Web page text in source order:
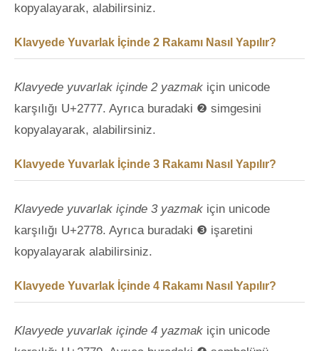
kopyalayarak, alabilirsiniz.
Klavyede Yuvarlak İçinde 2 Rakamı Nasıl Yapılır?
Klavyede yuvarlak içinde 2 yazmak için unicode
karşılığı U+2777. Ayrıca buradaki ❷ simgesini
kopyalayarak, alabilirsiniz.
Klavyede Yuvarlak İçinde 3 Rakamı Nasıl Yapılır?
Klavyede yuvarlak içinde 3 yazmak için unicode
karşılığı U+2778. Ayrıca buradaki ❸ işaretini
kopyalayarak alabilirsiniz.
Klavyede Yuvarlak İçinde 4 Rakamı Nasıl Yapılır?
Klavyede yuvarlak içinde 4 yazmak için unicode